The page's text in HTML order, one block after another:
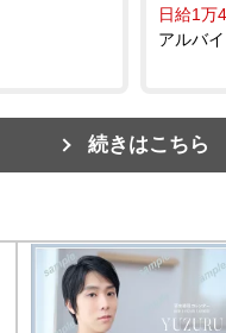
日給1万
アルバ
続きはこちら